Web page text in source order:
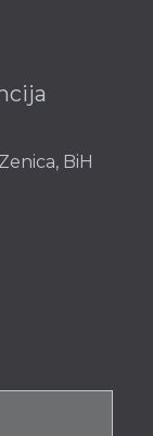
BiH